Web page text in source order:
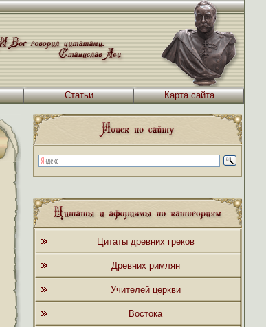
Статьи Карта сайта
Цитаты древних греков
Древних римлян
Учителей церкви
Востока